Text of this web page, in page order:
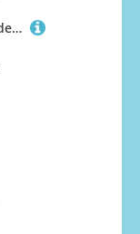
Duckshop I Amanda blau Badeente I Quietscheente I L: 8,5 cm